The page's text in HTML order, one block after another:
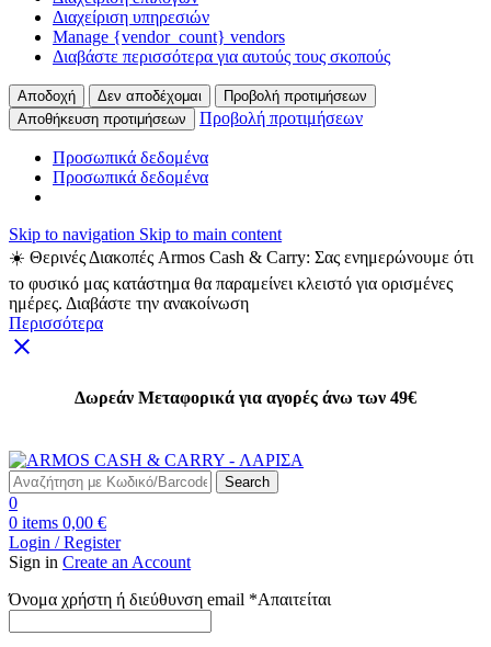
Διαχείριση υπηρεσιών
Manage {vendor_count} vendors
Διαβάστε περισσότερα για αυτούς τους σκοπούς
Αποδοχή Δεν αποδέχομαι
Προβολή προτιμήσεων
Αποθήκευση προτιμήσεων
Προβολή προτιμήσεων
Προσωπικά δεδομένα
Προσωπικά δεδομένα
Skip to navigation Skip to main content
☀️ Θερινές Διακοπές Armos Cash & Carry: Σας ενημερώνουμε ότι
το φυσικό μας κατάστημα θα παραμείνει κλειστό για ορισμένες
ημέρες. Διαβάστε την ανακοίνωση
Περισσότερα
Δωρεάν Μεταφορικά για αγορές άνω των 49€
Search
0
0 items 0,00 €
Login / Register
Sign in Create an Account
Όνομα χρήστη ή διεύθυνση email *Απαιτείται